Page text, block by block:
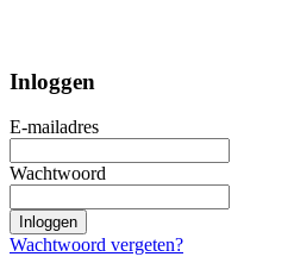
Inloggen
E-mailadres
Wachtwoord
Inloggen
Wachtwoord vergeten?